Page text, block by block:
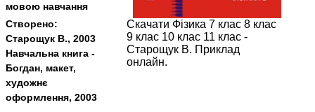
Скачати Фізика 7 клас 8 клас
9 клас 10 клас 11 клас -
Старощук В. Приклад
онлайн.
мовою навчання
Створено:
Старощук В., 2003
Навчальна книга -
Богдан, макет,
художнє
оформлення, 2003